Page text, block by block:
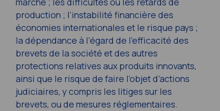
production ; l’instabilité financière des
économies internationales et le risque pays ;
la dépendance à l’égard de l’efficacité des
brevets de la société et des autres
protections relatives aux produits innovants,
ainsi que le risque de faire l’objet d’actions
judiciaires, y compris les litiges sur les
brevets, ou de mesures réglementaires.